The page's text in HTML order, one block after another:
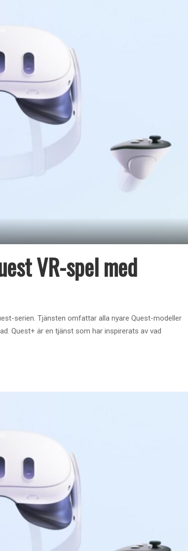
VR-spel med
serien. Tjänsten omfattar alla nyare Quest-modeller
Quest+ är en tjänst som har inspirerats av vad